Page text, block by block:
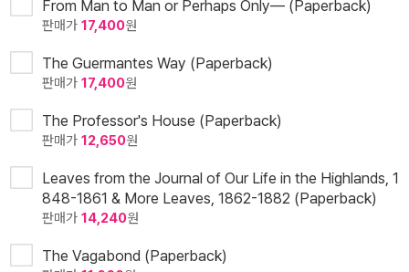
From Man to Man or Perhaps Only— (Paperback)
판매가 17,400원
The Guermantes Way (Paperback)
판매가 17,400원
The Professor's House (Paperback)
판매가 12,650원
Leaves from the Journal of Our Life in the Highlands, 1
848-1861 & More Leaves, 1862-1882 (Paperback)
판매가 14,240원
The Vagabond (Paperback)